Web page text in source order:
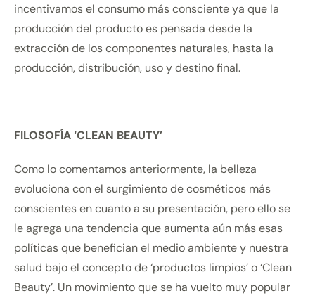
incentivamos el consumo más consciente ya que la
producción del producto es pensada desde la
extracción de los componentes naturales, hasta la
producción, distribución, uso y destino final.
FILOSOFÍA ‘CLEAN BEAUTY’
Como lo comentamos anteriormente, la belleza
evoluciona con el surgimiento de cosméticos más
conscientes en cuanto a su presentación, pero ello se
le agrega una tendencia que aumenta aún más esas
políticas que benefician el medio ambiente y nuestra
salud bajo el concepto de ‘productos limpios’ o ‘Clean
Beauty’. Un movimiento que se ha vuelto muy popular